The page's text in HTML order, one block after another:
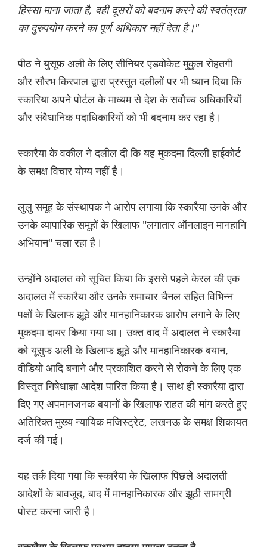
हिस्सा माना जाता है, वही दूसरों को बदनाम करने की स्वतंत्रता
का दुरुपयोग करने का पूर्ण अधिकार नहीं देता है।"
पीठ ने युसूफ अली के लिए सीनियर एडवोकेट मुकुल रोहतगी
और सौरभ किरपाल द्वारा प्रस्तुत दलीलों पर भी ध्यान दिया कि
स्कारिया अपने पोर्टल के माध्यम से देश के सर्वोच्च अधिकारियों
और संवैधानिक पदाधिकारियों को भी बदनाम कर रहा है।
स्कारैया के वकील ने दलील दी कि यह मुकदमा दिल्ली हाईकोर्ट
के समक्ष विचार योग्य नहीं है।
लुलु समूह के संस्थापक ने आरोप लगाया कि स्कारैया उनके और
उनके व्यापारिक समूहों के खिलाफ "लगातार ऑनलाइन मानहानि
अभियान" चला रहा है।
उन्होंने अदालत को सूचित किया कि इससे पहले केरल की एक
अदालत में स्कारैया और उनके समाचार चैनल सहित विभिन्न
पक्षों के खिलाफ झूठे और मानहानिकारक आरोप लगाने के लिए
मुकदमा दायर किया गया था। उक्त वाद में अदालत ने स्कारैया
को यूसुफ अली के खिलाफ झूठे और मानहानिकारक बयान,
वीडियो आदि बनाने और प्रकाशित करने से रोकने के लिए एक
विस्तृत निषेधाज्ञा आदेश पारित किया है। साथ ही स्कारैया द्वारा
दिए गए अपमानजनक बयानों के खिलाफ राहत की मांग करते हुए
अतिरिक्त मुख्य न्यायिक मजिस्ट्रेट, लखनऊ के समक्ष शिकायत
दर्ज की गई।
यह तर्क दिया गया कि स्कारैया के खिलाफ पिछले अदालती
आदेशों के बावजूद, बाद में मानहानिकारक और झूठी सामग्री
पोस्ट करना जारी है।